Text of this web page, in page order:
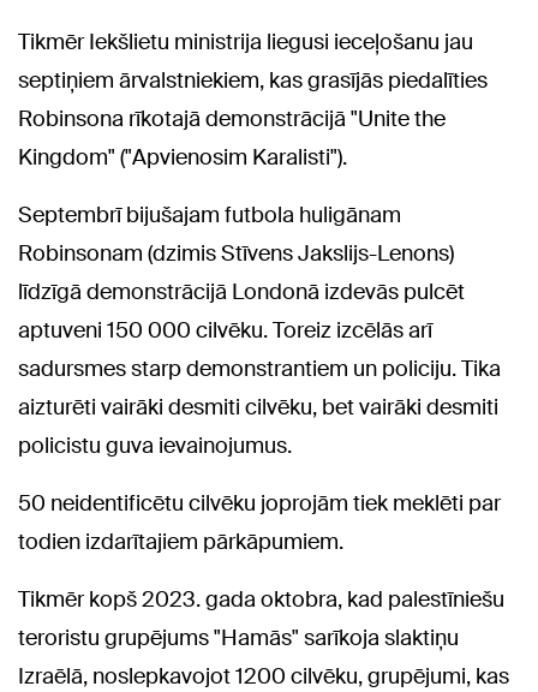
Tikmēr Iekšlietu ministrija liegusi ieceļošanu jau
septiņiem ārvalstniekiem, kas grasījās piedalīties
Robinsona rīkotajā demonstrācijā "Unite the
Kingdom" ("Apvienosim Karalisti").
Septembrī bijušajam futbola huligānam
Robinsonam (dzimis Stīvens Jakslijs-Lenons)
līdzīgā demonstrācijā Londonā izdevās pulcēt
aptuveni 150 000 cilvēku. Toreiz izcēlās arī
sadursmes starp demonstrantiem un policiju. Tika
aizturēti vairāki desmiti cilvēku, bet vairāki desmiti
policistu guva ievainojumus.
50 neidentificētu cilvēku joprojām tiek meklēti par
todien izdarītajiem pārkāpumiem.
Tikmēr kopš 2023. gada oktobra, kad palestīniešu
teroristu grupējums "Hamās" sarīkoja slaktiņu
Izraēlā, noslepkavojot 1200 cilvēku, grupējumi, kas